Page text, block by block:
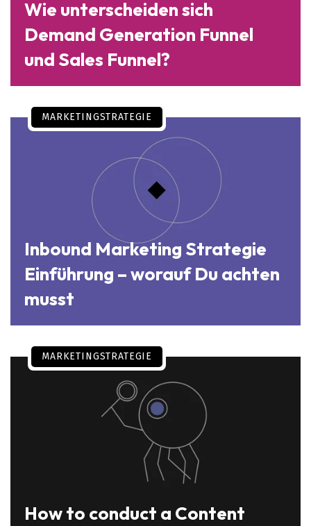
Wie unterscheiden sich
Demand Generation Funnel
und Sales Funnel?
Inbound Marketing Strategie
Einführung – worauf Du achten
musst
MARKETINGSTRATEGIE
How to conduct a Content
MARKETINGSTRATEGIE